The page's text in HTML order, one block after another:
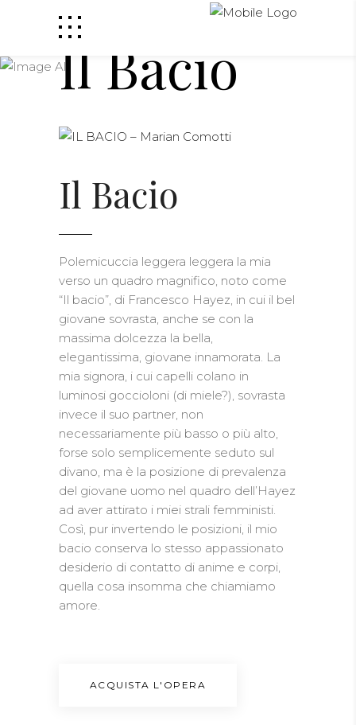
Il Bacio
Il Bacio
Polemicuccia leggera leggera la mia
verso un quadro magnifico, noto come
“Il bacio”, di Francesco Hayez, in cui il bel
giovane sovrasta, anche se con la
massima dolcezza la bella,
elegantissima, giovane innamorata. La
mia signora, i cui capelli colano in
luminosi goccioloni (di miele?), sovrasta
invece il suo partner, non
necessariamente più basso o più alto,
forse solo semplicemente seduto sul
divano, ma è la posizione di prevalenza
del giovane uomo nel quadro dell’Hayez
ad aver attirato i miei strali femministi.
Così, pur invertendo le posizioni, il mio
bacio conserva lo stesso appassionato
desiderio di contatto di anime e corpi,
quella cosa insomma che chiamiamo
amore.
ACQUISTA L'OPERA